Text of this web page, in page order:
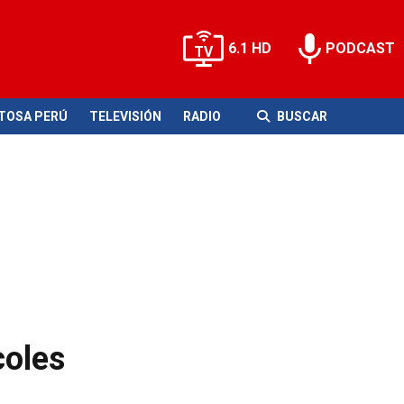
6.1 HD PODCAST
PERÚ TELEVISIÓN RADIO BUSCAR